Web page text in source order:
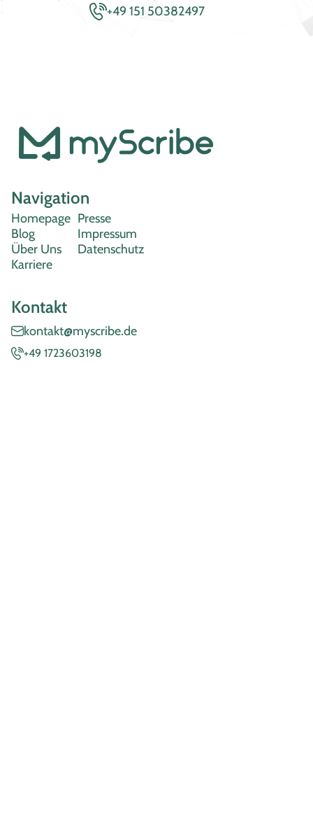
+49 151 50382497
Navigation
Homepage
Blog
Über Uns
Karriere
Presse
Impressum
Datenschutz
Kontakt
kontakt@myscribe.de
+49 1723603198